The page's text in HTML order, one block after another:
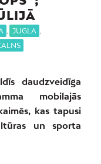
, JUGLA ,
daudzveidīga
mobilajās
kas tapusi
un sporta